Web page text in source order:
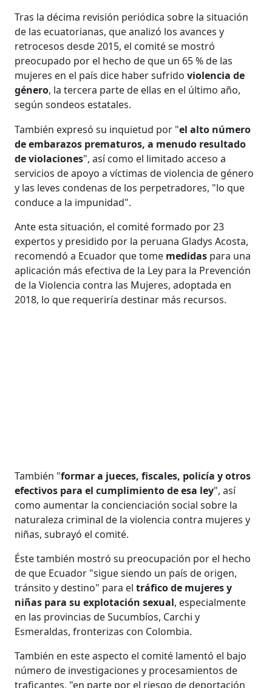
Tras la décima revisión periódica sobre la situación
de las ecuatorianas, que analizó los avances y
retrocesos desde 2015, el comité se mostró
preocupado por el hecho de que un 65 % de las
mujeres en el país dice haber sufridoviolencia de
género, la tercera parte de ellas en el último año,
según sondeos estatales.
También expresó su inquietud por "el alto número
de embarazos prematuros, a menudo resultado
de violaciones", así como el limitado acceso a
servicios de apoyo a víctimas de violencia de género
y las leves condenas de los perpetradores, "lo que
conduce a la impunidad".
Ante esta situación, el comité formado por 23
expertos y presidido por la peruana Gladys Acosta,
recomendó a Ecuador que tome medidas para una
aplicación más efectiva de la Ley para la Prevención
de la Violencia contra las Mujeres, adoptada en
2018, lo que requeriría destinar más recursos.
También "formar a jueces, fiscales, policía y otros
efectivos para el cumplimiento de esa ley", así
como aumentar la concienciación social sobre la
naturaleza criminal de la violencia contra mujeres y
niñas, subrayó el comité.
Éste también mostró su preocupación por el hecho
de que Ecuador "sigue siendo un país de origen,
tránsito y destino" para eltráfico de mujeres y
niñas para su explotación sexual, especialmente
en las provincias de Sucumbíos, Carchi y
Esmeraldas, fronterizas con Colombia.
También en este aspecto el comité lamentó el bajo
número de investigaciones y procesamientos de
traficantes, "en parte por el riesgo de deportación